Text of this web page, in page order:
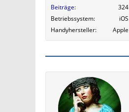
Beiträge
324
Betriebssystem
iOS
Handyhersteller
Apple